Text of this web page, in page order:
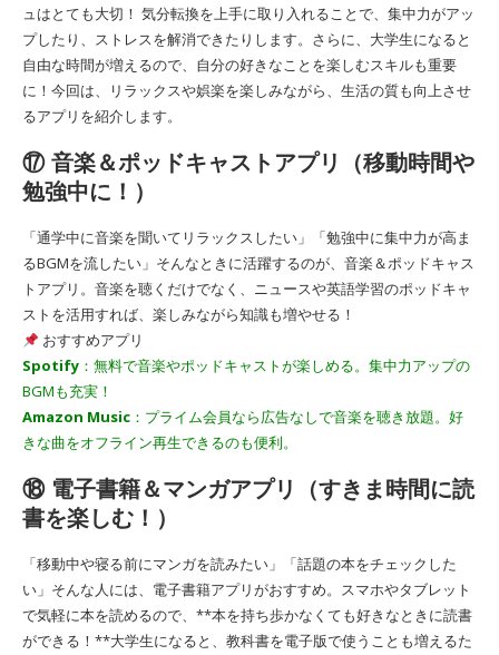
ュはとても大切！ 気分転換を上手に取り入れることで、集中力がアッ
プしたり、ストレスを解消できたりします。さらに、大学生になると
自由な時間が増えるので、自分の好きなことを楽しむスキルも重要
に！今回は、リラックスや娯楽を楽しみながら、生活の質も向上させ
るアプリを紹介します。
⑰ 音楽＆ポッドキャストアプリ（移動時間や
勉強中に！）
「通学中に音楽を聞いてリラックスしたい」「勉強中に集中力が高ま
るBGMを流したい」そんなときに活躍するのが、音楽＆ポッドキャス
トアプリ。音楽を聴くだけでなく、ニュースや英語学習のポッドキャ
ストを活用すれば、楽しみながら知識も増やせる！
おすすめアプリ
Spotify ：無料で音楽やポッドキャストが楽しめる。集中力アップの
BGMも充実！
Amazon Music ：プライム会員なら広告なしで音楽を聴き放題。好
きな曲をオフライン再生できるのも便利。
⑱ 電子書籍＆マンガアプリ（すきま時間に読
書を楽しむ！）
「移動中や寝る前にマンガを読みたい」「話題の本をチェックした
い」そんな人には、電子書籍アプリがおすすめ。スマホやタブレット
で気軽に本を読めるので、**本を持ち歩かなくても好きなときに読書
ができる！**大学生になると、教科書を電子版で使うことも増えるた